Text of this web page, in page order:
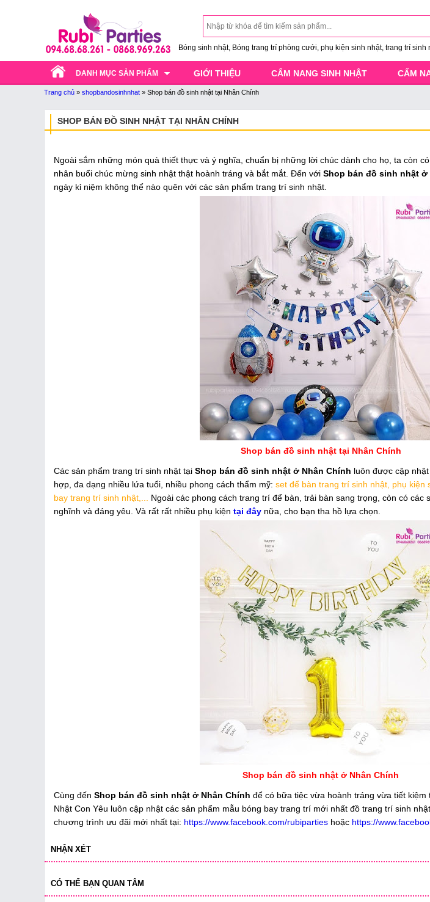
Bóng sinh nhật, Bóng trang trí phòng cưới, phụ kiện sinh nhật, trang trí
DANH MỤC SẢN PHẨM GIỚI THIỆU CẨM NANG SINH NHẬT CẨM
Trang chủ » shopbandosinhnhat » Shop bán đồ sinh nhật tại Nhân Chính
SHOP BÁN ĐỒ SINH NHẬT TẠI NHÂN CHÍNH
Ngoài sắm những món quà thiết thực và ý nghĩa, chuẩn bị những lời chúc dành cho họ, ta còn
nhân buổi chúc mừng sinh nhật thật hoành tráng và bắt mắt. Đến với Shop bán đồ sinh nhật ở
ngày kỉ niệm không thể nào quên với các sản phẩm trang trí sinh nhật.
Shop bán đồ sinh nhật tại Nhân Chính
Các sản phẩm trang trí sinh nhật tại Shop bán đồ sinh nhật ở Nhân Chính luôn được cập
hợp, đa dạng nhiều lứa tuổi, nhiều phong cách thẩm mỹ: set để bàn trang trí sinh nhật, phụ kiện
bay trang trí sinh nhật,...
Ngoài các phong cách trang trí để bàn, trải bàn sang trọng, còn có các
nghĩnh và đáng yêu. Và rất rất nhiều phụ kiện tại đây nữa, cho bạn tha hồ lựa chọn.
Shop bán đồ sinh nhật ở Nhân Chính
Cùng đến Shop bán đồ sinh nhật ở Nhân Chính để có bữa tiệc vừa hoành tráng vừa tiết
Nhật Con Yêu luôn cập nhật các sản phẩm mẫu bóng bay trang trí mới nhất đồ trang trí sinh
chương trình ưu đãi mới nhất tại: https://www.facebook.com/rubiparties hoặc https://
NHẬN XÉT
CÓ THỂ BẠN QUAN TÂM